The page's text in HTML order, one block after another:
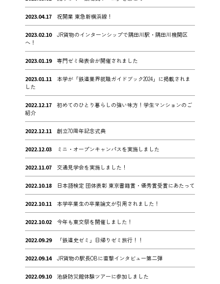
2023.04.17 祝開業 東急新横浜線！
2023.02.10
JR貨物のインターンシップで隅田川駅・隅田川機関区
へ！
2023.01.19 専門ゼミ発表会が開催されました
2023.01.11
本学が「鉄道業界就職ガイドブック2024」に掲載されま
した
2022.12.17
初めてのひとり暮らしの強い味方！学生マンションのご
紹介
2022.12.11 創立70周年記念式典
2022.12.03 ミニ・オープンキャンパスを実施しました
2022.11.07 交通見学会を実施しました！
2022.10.18 日本語検定 団体表彰 東京書籍賞・優秀賞受賞にあたって
2022.10.11 本学卒業生の卒業論文が引用されました！
2022.10.02 今年も東交祭を開催しました！
2022.09.29 「鉄道史ゼミ」日帰りゼミ旅行！！
2022.09.14 JR貨物の駅長OBに直撃インタビュー第二弾
2022.09.10 池袋防災館体験ツアーに参加しました